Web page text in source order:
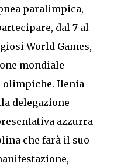
paralimpica,
dal 7 al
World Games,
mondiale
olimpiche. Ilenia
delegazione
azzurra
che farà il suo